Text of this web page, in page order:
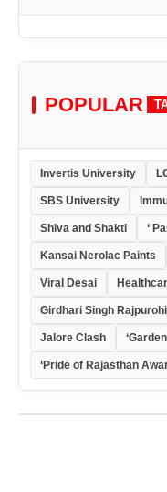
POPULAR
Invertis University
SBS University
Shiva and Shakti ‘
Kansai Nerolac Paints
Viral Desai
Girdhari Singh
Jalore Clash
‘Pride of Rajasthan